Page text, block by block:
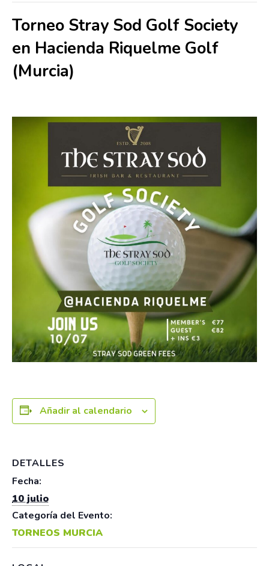
Torneo Stray Sod Golf Society
en Hacienda Riquelme Golf
(Murcia)
Añadir al calendario
DETALLES
Fecha:
10 julio
Categoría del Evento:
TORNEOS MURCIA